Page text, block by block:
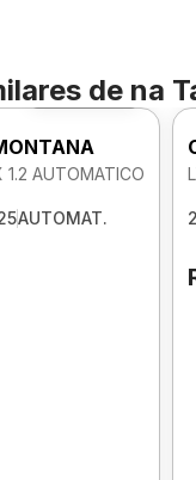
de na
Foto 360º
1.2 AUTOMATICO
AUTOMAT.